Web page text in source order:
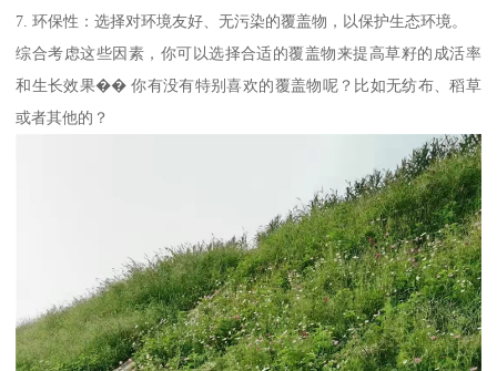
7. 环保性：选择对环境友好、无污染的覆盖物，以保护生态环境。
综合考虑这些因素，你可以选择合适的覆盖物来提高草籽的成活率
和生长效果�� 你有没有特别喜欢的覆盖物呢？比如无纺布、稻草
或者其他的？